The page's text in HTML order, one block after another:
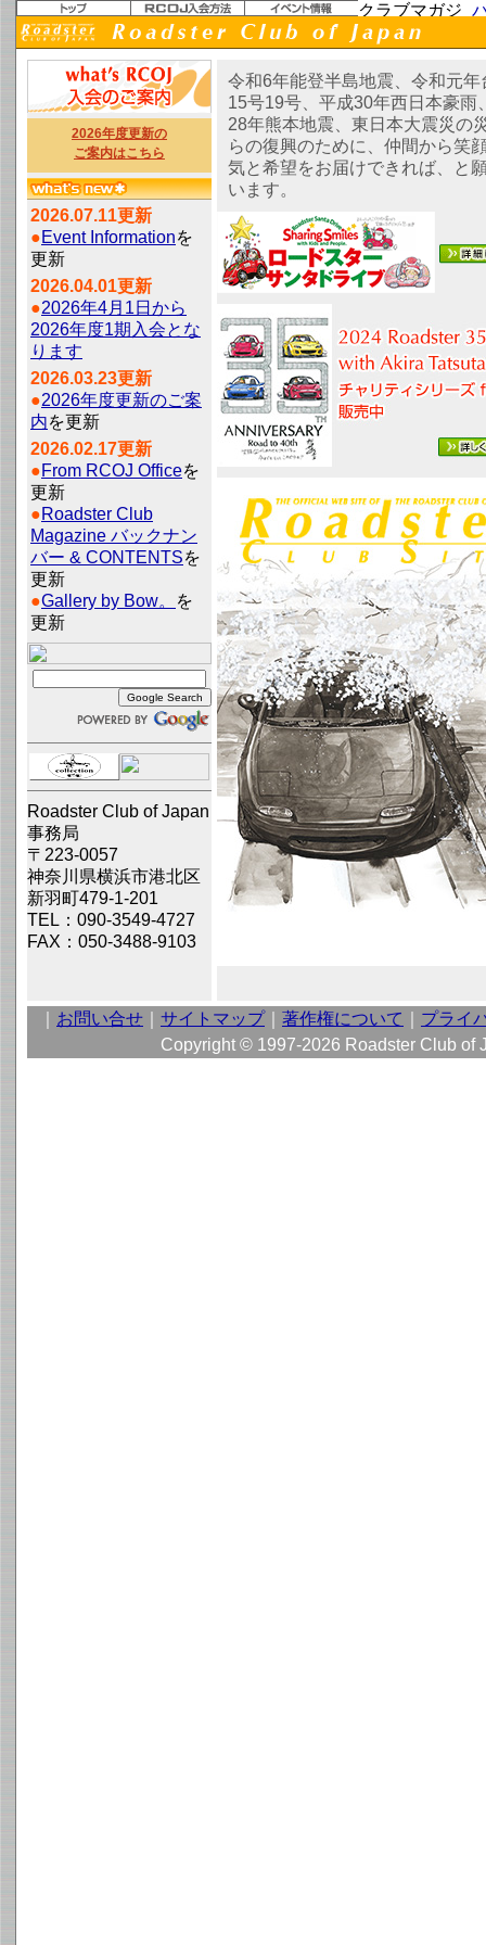
2026年度更新の
ご案内はこちら
2026.07.11更新
●Event Informationを
更新
2026.04.01更新
●2026年4月1日から
2026年度1期入会とな
ります
2026.03.23更新
●2026年度更新のご案
内を更新
2026.02.17更新
●From RCOJ Officeを
更新
●Roadster Club
Magazine バックナン
バー & CONTENTSを
更新
●Gallery by Bow。
を
更新
Roadster Club of Japan
事務局
〒223-0057
神奈川県横浜市港北区
新羽町479-1-201
TEL：090-3549-4727
FAX：050-3488-9103
令和6年能登半島地震、令和元年
15号19号、平成30年西日本豪雨
28年熊本地震、東日本大震災の
らの復興のために、仲間から笑
気と希望をお届けできれば、と
います。
お問い合せ サイトマップ｜ 著作権について
プライ
Copyright © 1997-2026 Roadster Club of